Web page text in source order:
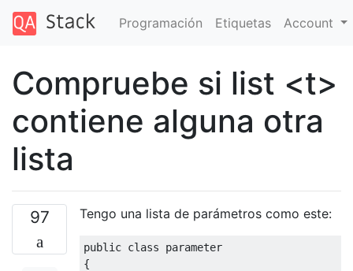
Programación Etiquetas Account
Compruebe si list <t>
contiene alguna otra
lista
97 Tengo una lista de parámetros como este:
public class
parameter
{